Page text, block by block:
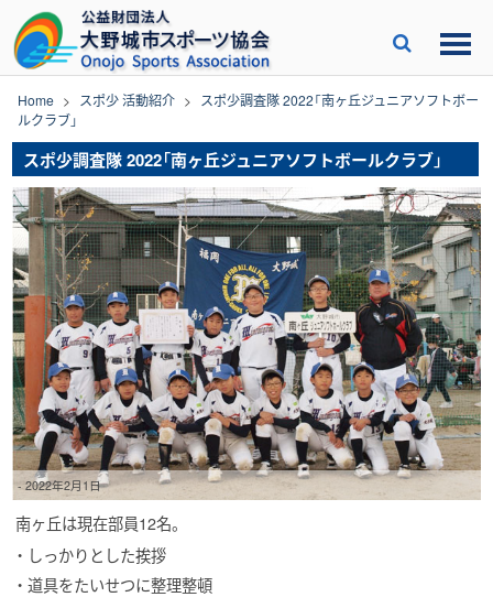
content
Home > スポ少 活動紹介 >
スポ少調査隊 2022「南ヶ丘ジュニアソフトボー
ルクラブ」
スポ少調査隊 2022「南ヶ丘ジュニアソフトボールクラブ」
-2022年2月1日
南ヶ丘は現在部員12名。
・しっかりとした挨拶
・道具をたいせつに整理整頓